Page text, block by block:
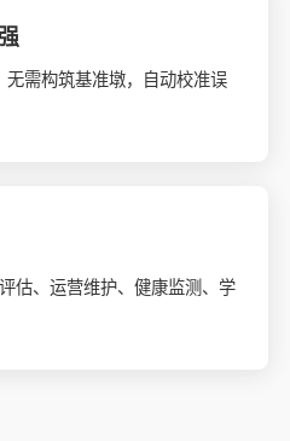
无需构筑基准墩，自动校准误
估、运营维护、健康监测、学